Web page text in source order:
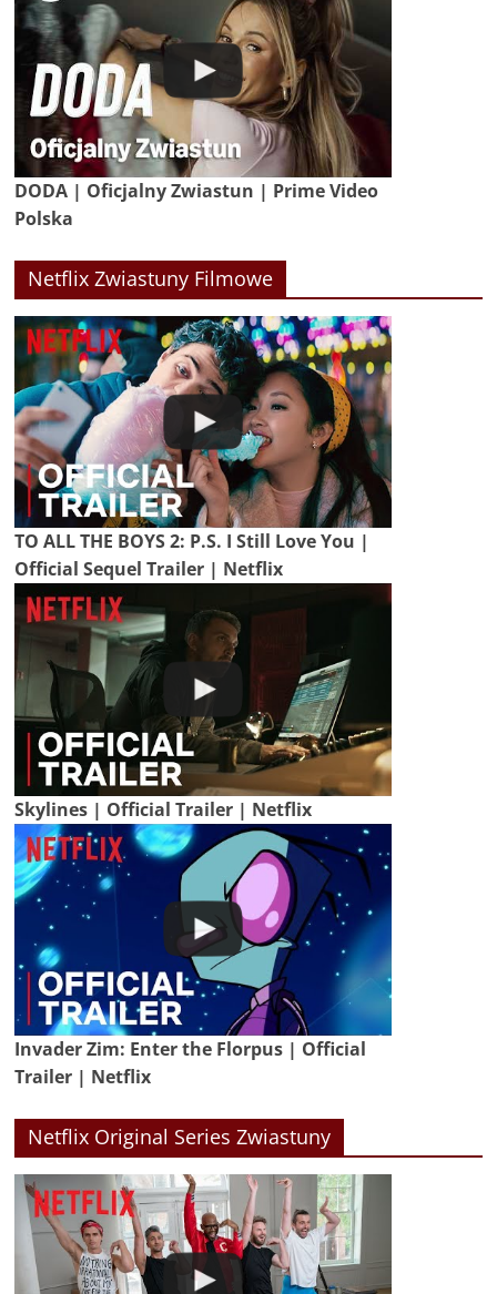
DODA | Oficjalny Zwiastun | Prime Video
Polska
Netflix Zwiastuny Filmowe
TO ALL THE BOYS 2: P.S. I Still Love You |
Official Sequel Trailer | Netflix
Skylines | Official Trailer | Netflix
Invader Zim: Enter the Florpus | Official
Trailer | Netflix
Netflix Original Series Zwiastuny